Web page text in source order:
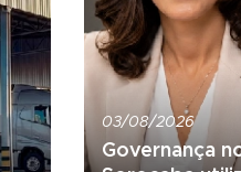
03/08/2026
Governança